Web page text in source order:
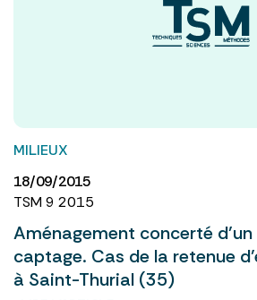
MILIEUX
18/09/2015
TSM 9 2015
Aménagement concerté
captage. Cas de la retenue
à Saint-Thurial (35)